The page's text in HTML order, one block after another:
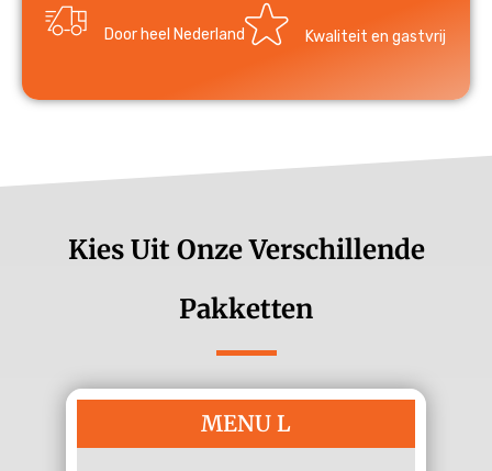
Door heel Nederland Kwaliteit en gastvrij
Kies Uit Onze Verschillende
Pakketten
MENU L